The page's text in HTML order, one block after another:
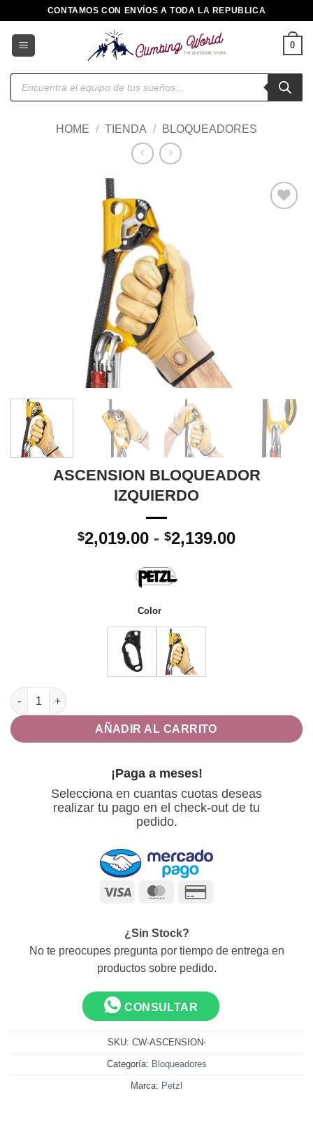
contenido
CONTAMOS CON ENVÍOS A TODA LA REPUBLICA
0
Búsqueda
HOME / TIENDA / BLOQUEADORES
ASCENSION BLOQUEADOR
IZQUIERDO
$2,019.00 - $2,139.00Rango
Color
ASCENSION BLOQUEADOR IZQUIERDO cantidad
AÑADIR AL CARRITO
¡Paga a meses!
Selecciona en cuantas cuotas deseas
realizar tu pago en el check-out de tu
pedido.
Visa MasterCard
¿Sin Stock?
No te preocupes pregunta por tiempo de entrega en
productos sobre pedido.
CONSULTAR
SKU: CW-ASCENSION-
Categoría: Bloqueadores
Marca: Petzl